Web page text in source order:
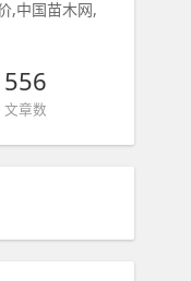
,中国苗木网,
556
文章数